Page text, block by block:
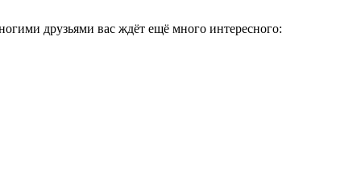
друзьями вас ждёт ещё много интересного: